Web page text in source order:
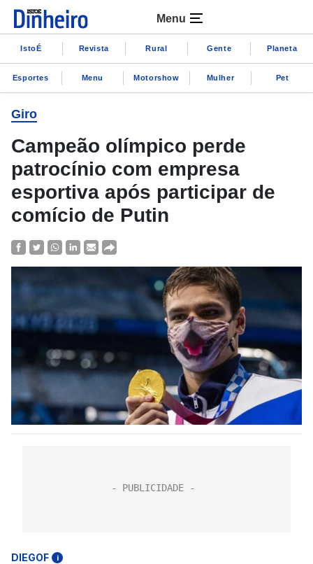
Menu
IstoÉ Revista Rural Gente Planeta
Esportes Menu Motorshow Mulher Pet
Giro
Campeão olímpico perde
patrocínio com empresa
esportiva após participar de
comício de Putin
DIEGOF i